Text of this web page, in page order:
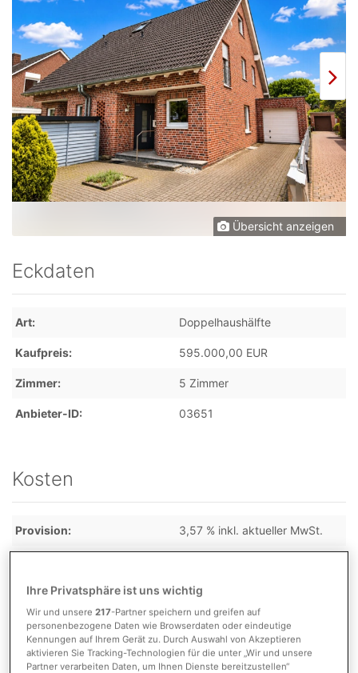
Übersicht anzeigen
Eckdaten
Art Doppelhaushälfte
Kaufpreis 595.000,00 EUR
Zimmer 5 Zimmer
Anbieter-ID 03651
Kosten
Provision 3,57 % inkl. aktueller MwSt.
Detaillierte Informationen
Flächen
Ihre Privatsphäre ist uns wichtig
Wir und unsere217-Partner speichern und greifen auf
personenbezogene Daten wie Browserdaten oder eindeutige
Kennungen auf Ihrem Gerät zu. Durch Auswahl von Akzeptieren
aktivieren Sie Tracking-Technologien für die unter „Wir und unsere
Partner verarbeiten Daten, um Ihnen Dienste bereitzustellen“